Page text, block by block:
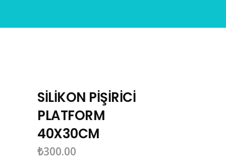
SİLİKON PİŞİRİCİ
PLATFORM
40X30CM
₺300.00